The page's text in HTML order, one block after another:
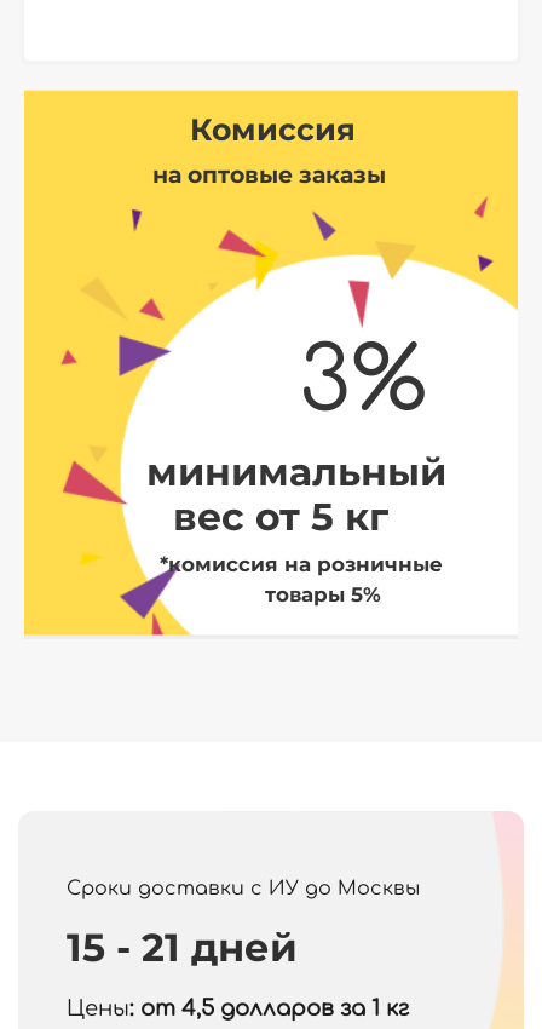
Комиссия
на оптовые заказы
3%
минимальный
вес от 5 кг
*комиссия на розничные
товары 5%
Сроки доставки с ИУ до Москвы
15 - 21 дней
Цены: от 4,5 долларов за 1 кг